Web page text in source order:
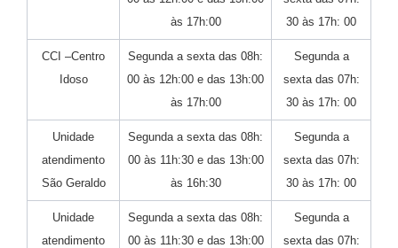
às 17h:00
30 às 17h: 00
CCI –Centro
Idoso
Segunda a sexta das 08h:
00 às 12h:00 e das 13h:00
às 17h:00
Segunda a
sexta das 07h:
30 às 17h: 00
Unidade
atendimento
São Geraldo
Segunda a sexta das 08h:
00 às 11h:30 e das 13h:00
às 16h:30
Segunda a
sexta das 07h:
30 às 17h: 00
Unidade
atendimento
Segunda a sexta das 08h:
00 às 11h:30 e das 13h:00
Segunda a
sexta das 07h: